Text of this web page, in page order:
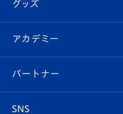
チケット
イベント
メディア
スタッフプロフィール
マスコット紹介
Revive Team
ヴィヴィくんの長崎おも
フォトギャラリー
スタジアムグルメ
V-LOVERS（ファンクラ
プレイヤーズスイート
グッズ
オンラインショップ
店舗情報
アカデミー
育成からのお知らせ
パートナー
SNS